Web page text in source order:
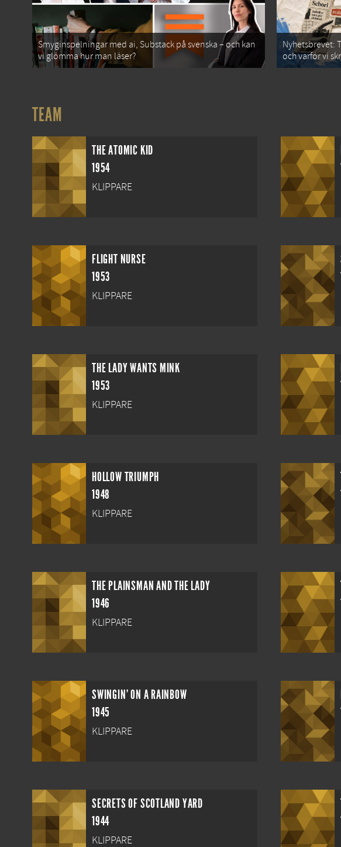
Smyginspelningar med ai, Substack på svenska – och kan
vi glömma hur man läser?
Nyhetsbrevet:
och varför vi
TEAM
THE ATOMIC KID
1954
KLIPPARE
FLIGHT NURSE
1953
KLIPPARE
THE LADY WANTS MINK
1953
KLIPPARE
HOLLOW TRIUMPH
1948
KLIPPARE
THE PLAINSMAN AND THE LADY
1946
KLIPPARE
SWINGIN' ON A RAINBOW
1945
KLIPPARE
SECRETS OF SCOTLAND YARD
1944
KLIPPARE